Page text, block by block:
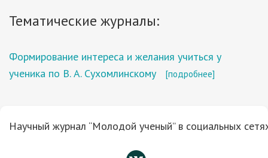
Тематические журналы:
Формирование интереса и желания учиться у
ученика по В. А. Сухомлинскому
[подробнее]
Научный журнал “Молодой ученый” в социальных